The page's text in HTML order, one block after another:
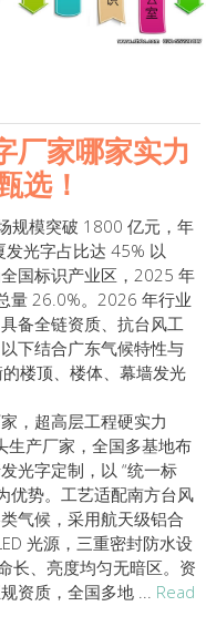
厂家哪家实力
选！
规模突破 1800 亿元，年
光字占比达 45% 以
国标识产业区，2025 年
量 26.0%。2026 年行业
备全链资质、抗台风工
下结合广东气候特性与
楼顶、楼体、幕墙发光
，超高层工程硬实力
生产厂家，全国多基地布
光字定制，以 “统一标
优势。工艺适配南方台风
气候，采用航天级铝合
光源，三重密封防水设
长、亮度均匀无暗区。资
资质，全国多地 ... Read